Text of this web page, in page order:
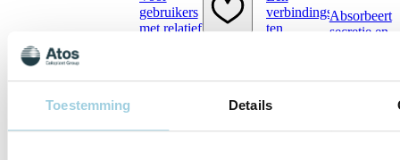
Toestemming Details
gebruikers
met relatief
verbindingsstuk
ten
gebruiken
Absorbeert
secretie en
droog.